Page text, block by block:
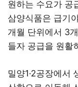
원하는 수요가 공
삼양식품은 급기
개월 단위에서 3
들자 공급을 원활
밀양1·2공장에서